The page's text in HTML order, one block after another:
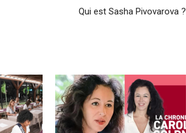
Qui est Sasha Pivovarova ?